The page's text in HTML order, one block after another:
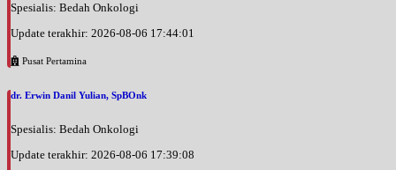
Spesialis: Bedah Onkologi
Update terakhir: 2026-08-06 17:44:01
Pusat Pertamina
dr. Erwin Danil Yulian, SpBOnk
Spesialis: Bedah Onkologi
Update terakhir: 2026-08-06 17:39:08